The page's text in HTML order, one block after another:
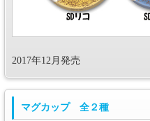
2017年12月発売
マグカップ 全２種